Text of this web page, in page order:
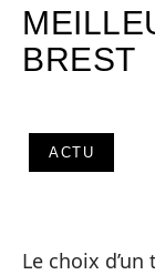
BREST
ACTU
Le choix